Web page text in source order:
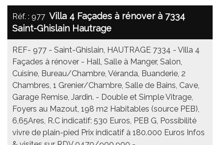
Réf. : 977 Villa 4 Façades à rénover à 7334
Saint-Ghislain Hautrage
REF- 977 - Saint-Ghislain, HAUTRAGE 7334 - Villa 4
Façades à rénover - Hall, Salle à Manger, Salon,
Cuisine, Bureau/Chambre, Véranda, Buanderie, 2
Chambres, 1 Grenier/Chambre, Salle de Bains, Cave,
Garage Remise, Jardin. - Double et Simple Vitrage,
Foyers au Mazout, 198 m2 Habitables (source PEB),
6,65Ares, R.C indicatif: 530 Euros, PEB G, Possibilité
vivre de plain-pied Prix indicatif à 180.000 Euros Infos